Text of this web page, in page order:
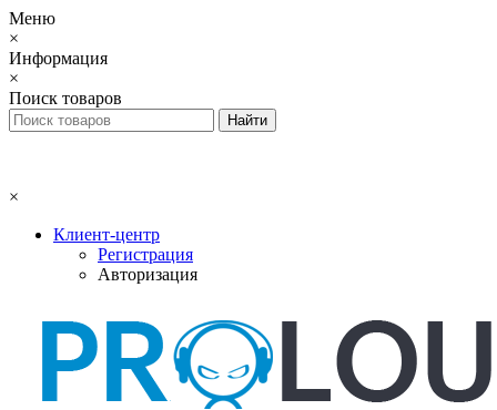
Меню
×
Информация
×
Поиск товаров
×
Клиент-центр
Регистрация
Авторизация